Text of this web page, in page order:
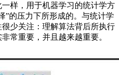
样，用于机器学习的统计学方
”的压力下所形成的。与统计学
少关注：理解算法背后所执行
常重要，并且越来越重要。